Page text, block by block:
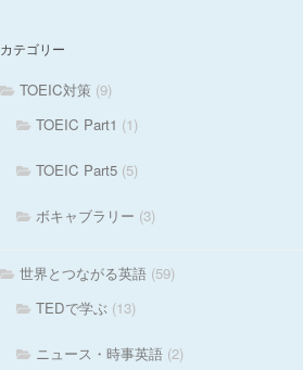
カテゴリー
TOEIC対策 (9)
TOEIC Part1 (1)
TOEIC Part5 (5)
ボキャブラリー (3)
世界とつながる英語 (59)
TEDで学ぶ (13)
ニュース・時事英語 (2)